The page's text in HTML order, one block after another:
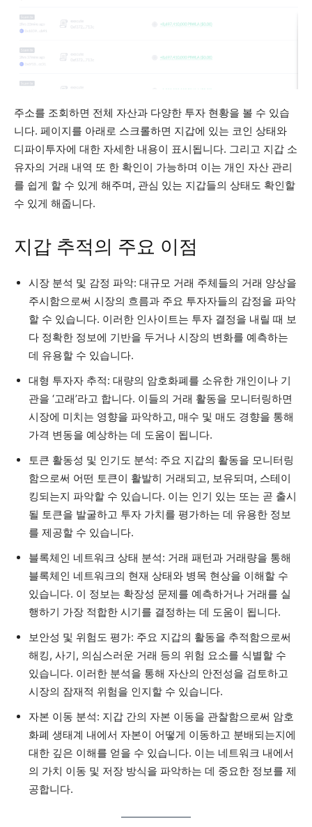
주소를 조회하면 전체 자산과 다양한 투자 현황을 볼 수 있습
니다. 페이지를 아래로 스크롤하면 지갑에 있는 코인 상태와
디파이투자에 대한 자세한 내용이 표시됩니다. 그리고 지갑 소
유자의 거래 내역 또 한 확인이 가능하며 이는 개인 자산 관리
를 쉽게 할 수 있게 해주며, 관심 있는 지갑들의 상태도 확인할
수 있게 해줍니다.
지갑 추적의 주요 이점
시장 분석 및 감정 파악: 대규모 거래 주체들의 거래 양상을
주시함으로써 시장의 흐름과 주요 투자자들의 감정을 파악
할 수 있습니다. 이러한 인사이트는 투자 결정을 내릴 때 보
다 정확한 정보에 기반을 두거나 시장의 변화를 예측하는
데 유용할 수 있습니다.
대형 투자자 추적: 대량의 암호화폐를 소유한 개인이나 기
관을 ‘고래’라고 합니다. 이들의 거래 활동을 모니터링하면
시장에 미치는 영향을 파악하고, 매수 및 매도 경향을 통해
가격 변동을 예상하는 데 도움이 됩니다.
토큰 활동성 및 인기도 분석: 주요 지갑의 활동을 모니터링
함으로써 어떤 토큰이 활발히 거래되고, 보유되며, 스테이
킹되는지 파악할 수 있습니다. 이는 인기 있는 또는 곧 출시
될 토큰을 발굴하고 투자 가치를 평가하는 데 유용한 정보
를 제공할 수 있습니다.
블록체인 네트워크 상태 분석: 거래 패턴과 거래량을 통해
블록체인 네트워크의 현재 상태와 병목 현상을 이해할 수
있습니다. 이 정보는 확장성 문제를 예측하거나 거래를 실
행하기 가장 적합한 시기를 결정하는 데 도움이 됩니다.
보안성 및 위험도 평가: 주요 지갑의 활동을 추적함으로써
해킹, 사기, 의심스러운 거래 등의 위험 요소를 식별할 수
있습니다. 이러한 분석을 통해 자산의 안전성을 검토하고
시장의 잠재적 위험을 인지할 수 있습니다.
자본 이동 분석: 지갑 간의 자본 이동을 관찰함으로써 암호
화폐 생태계 내에서 자본이 어떻게 이동하고 분배되는지에
대한 깊은 이해를 얻을 수 있습니다. 이는 네트워크 내에서
의 가치 이동 및 저장 방식을 파악하는 데 중요한 정보를 제
공합니다.